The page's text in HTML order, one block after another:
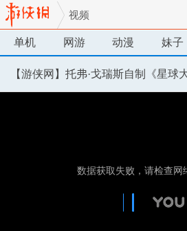
视频
单机 网游 动漫 妹子